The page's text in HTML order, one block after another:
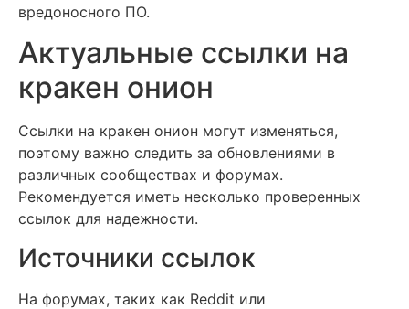
вредоносного ПО.
Актуальные ссылки на
кракен онион
Ссылки на кракен онион могут изменяться,
поэтому важно следить за обновлениями в
различных сообществах и форумах.
Рекомендуется иметь несколько проверенных
ссылок для надежности.
Источники ссылок
На форумах, таких как Reddit или